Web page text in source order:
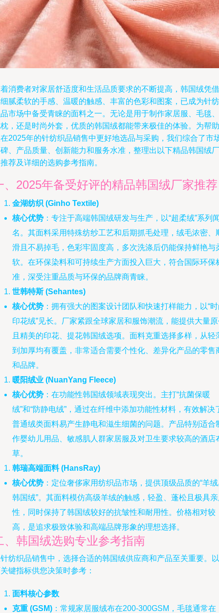
消费者对家居舒适度和生活品质要求的不断提高，韩国绒凭借
腻柔软的手感、温暖的触感、丰富的色彩和图案，已成为针纺
市场中备受青睐的面料之一。无论是用于制作家居服、毛毯、
，还是时尚外套，优质的韩国绒都能带来极佳的体验。为帮助
2025年的针纺织品销售中更好地选品与采购，我们综合了市
、产品质量、创新能力和服务水准，整理出以下精品韩国绒厂
荐及详细的选购参考指南。
、2025年备受好评的精品韩国绒厂家推荐
金湖纺织 (Ginho Textile)
核心优势 ：专注于高端韩国绒研发与生产，以“超柔绒”系列
名。其面料采用特殊纺纱工艺和后期抓毛处理，绒毛浓密、
滑且不易掉毛，色彩牢固度高，多次洗涤后仍能保持鲜艳与
软。在环保染料和可持续生产方面投入巨大，符合国际环保
准，深受注重品质与环保的品牌商青睐。
世韩特斯 (Sehantes)
核心优势 ：拥有强大的图案设计团队和快速打样能力，以“
印花绒”见长。厂家紧跟全球家居和服饰潮流，能提供大量
且精美的印花、提花韩国绒选项。面料克重选择多样，从轻
到加厚均有覆盖，非常适合需要个性化、差异化产品的零售
和品牌。
暖阳绒业 (NuanYang Fleece)
核心优势 ：在功能性韩国绒领域表现突出。主打“抗菌保暖
绒”和“防静电绒”，通过在纤维中添加功能性材料，有效解决
普通绒类面料易产生静电和滋生细菌的问题。产品特别适合
作婴幼儿用品、敏感肌人群家居服及对卫生要求较高的酒店
草。
韩瑞高端面料 (HansRay)
核心优势 ：定位奢侈家用纺织品市场，提供顶级品质的“羊
韩国绒”。其面料模仿高级羊绒的触感，轻盈、蓬松且极具
性，同时保持了韩国绒较好的抗皱性和耐用性。价格相对较
高，是追求极致体验和高端品牌形象的理想选择。
、韩国绒选购专业参考指南
纺织品销售中，选择合适的韩国绒供应商和产品至关重要。以
键指标供您决策时参考：
面料核心参数
克重 (GSM) ：常规家居服绒布在200-300GSM，毛毯通常在